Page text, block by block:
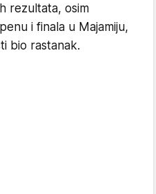
rezultata, osim
i finala u Majamiju,
bio rastanak.